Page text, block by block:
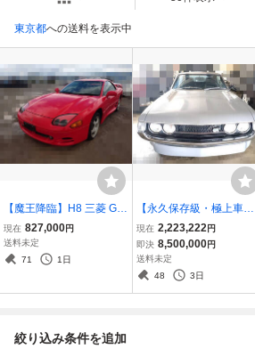
東京都への送料を表示中
【魔王降臨】H8 三菱 GT
O Z16A 後期 6速MT ツイ
ンターボ 4WD ★10万円
スタート★
現在 827,000円
送料未定
71
1日
【永久保存級・極上車】
昭和46年 トヨタ セリカ 1
600GT TA22 実走行23,50
0km！修復歴なし 5速MT
オリジナルシルバー 超希
現在 2,223,222円
即決 8,500,000円
送料未定
48
3日
絞り込み条件を追加